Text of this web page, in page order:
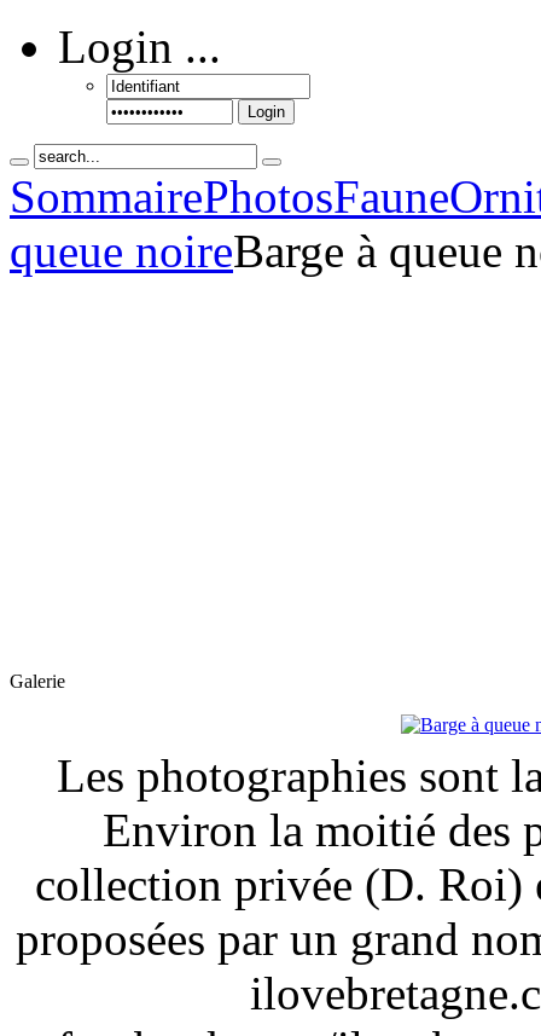
Login ...
Login
SommairePhotosFaune
queue noireBarge à queue
Galerie
Les photographies sont
Environ la moitié des
collection privée (D. Roi)
proposées par un grand